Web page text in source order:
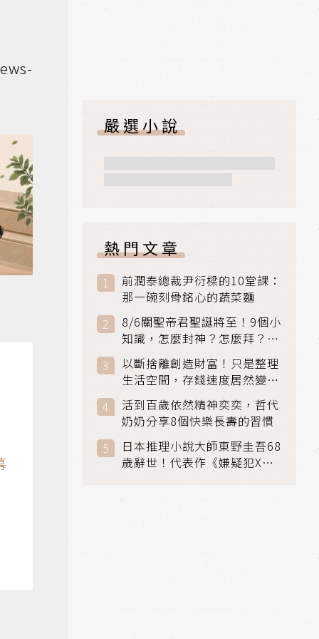
嚴選小說
熱門文章
前潤泰總裁尹衍樑的10堂課：
那一碗刻骨銘心的蔬菜麵
8/6關聖帝君聖誕將至！9個小
知識，怎麼封神？怎麼拜？該
拜哪個關帝？
以斷捨離創造財富！只是整理
生活空間，存錢速度居然變快
了
活到百歲依然精神奕奕，哲代
奶奶分享8個快樂長壽的習慣
日本推理小說大師東野圭吾68
歲辭世！代表作《嫌疑犯X的